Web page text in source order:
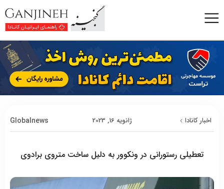
اخبار کانادا ژانویه 16, 2023 Globalnews
تعطیلی رستورانی در ونکوور به دلیل ساخت متروی برادوی